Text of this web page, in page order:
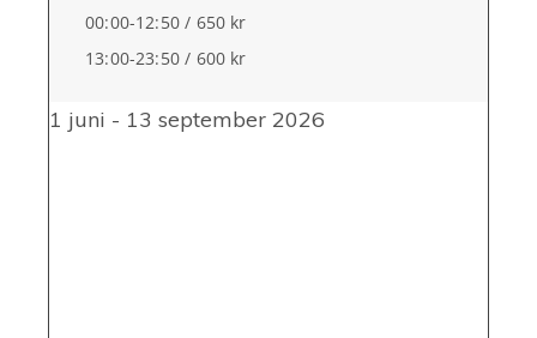
00:00-12:50 / 650 kr
13:00-23:50 / 600 kr
1 juni - 13 september 2026